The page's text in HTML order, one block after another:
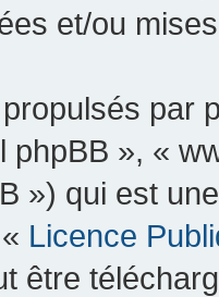
et/ou
par
phpBB », «
») qui est
Licence
être